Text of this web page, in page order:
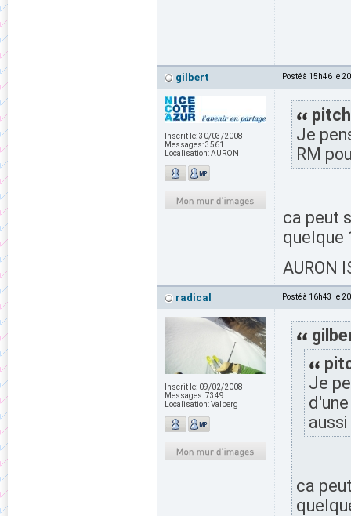
gilbert Posté à 15h46 le
Inscrit le:30/03/2008
Messages:3561
Localisation:AURON
Je
RM
ca peut
quelque
AURON
radical Posté à 16h43 le
Inscrit le: 09/02/2008
Messages:7349
Localisation:Valberg
Je
ca